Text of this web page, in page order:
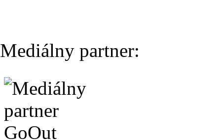
Mediálny partner: